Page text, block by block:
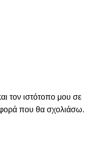
τον ιστότοπο μου σε
που θα σχολιάσω.